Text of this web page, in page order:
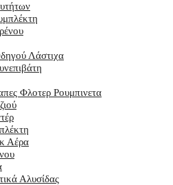
Λάστιχα
Φλοτερ Ρουμπινετα
Αέρα
Αλυσίδας